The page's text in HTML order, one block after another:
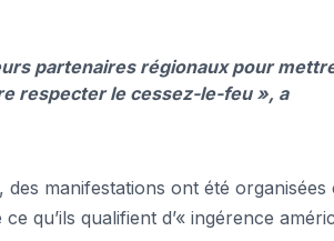
partenaires régionaux pour
respecter le cessez-le-feu », a
manifestations ont été organisées
qu’ils qualifient d’« ingérence